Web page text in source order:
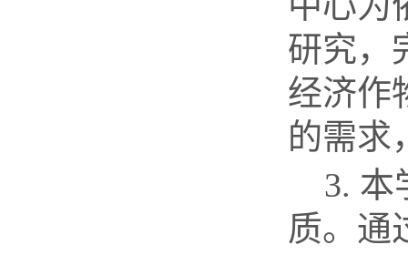
研究，
经济作
的需求
3. 本
质。通